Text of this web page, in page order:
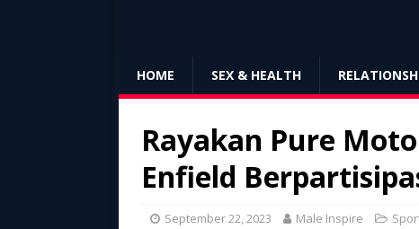
HOME SEX & HEALTH
Rayakan Pure
Enfield
September 22, 2023 Male Inspire